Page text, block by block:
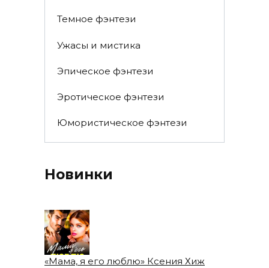
Темное фэнтези
Ужасы и мистика
Эпическое фэнтези
Эротическое фэнтези
Юмористическое фэнтези
Новинки
«Мама, я его люблю» Ксения Хиж